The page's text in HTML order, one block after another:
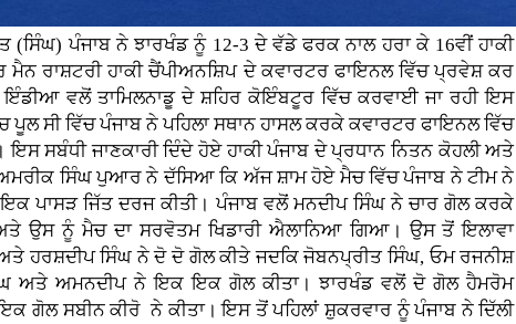
ਪੰਜਾਬ ਨੇ ਝਾਰਖੰਡ ਨੂੰ 12-3 ਦੇ ਵੱਡੇ ਫਰਕ ਨਾਲ ਹਰਾ ਕੇ 16ਵੀਂ ਹਾਕੀ
ਰਾਸ਼ਟਰੀ ਹਾਕੀ ਚੈਂਪੀਅਨਸ਼ਿਪ ਦੇ ਕਵਾਰਟਰ ਫਾਇਨਲ ਵਿੱਚ ਪ੍ਰਵੇਸ਼ ਕਰ
ਇੰਡੀਆ ਵਲੋਂ ਤਾਮਿਲਨਾਡੂ ਦੇ ਸ਼ਹਿਰ ਕੋਇੰਬਟੂਰ ਵਿੱਚ ਕਰਵਾਈ ਜਾ ਰਹੀ ਇਸ
ਪੂਲ ਸੀ ਵਿੱਚ ਪੰਜਾਬ ਨੇ ਪਹਿਲਾ ਸਥਾਨ ਹਾਸਲ ਕਰਕੇ ਕਵਾਰਟਰ ਫਾਇਨਲ ਵਿੱਚ
ਇਸ ਸਬੰਧੀ ਜਾਣਕਾਰੀ ਦਿੰਦੇ ਹੋਏ ਹਾਕੀ ਪੰਜਾਬ ਦੇ ਪ੍ਰਧਾਨ ਨਿਤਨ ਕੋਹਲੀ ਅਤੇ
ਸਿੰਘ ਪੁਆਰ ਨੇ ਦੱਸਿਆ ਕਿ ਅੱਜ ਸ਼ਾਮ ਹੋਏ ਮੈਚ ਵਿੱਚ ਪੰਜਾਬ ਨੇ ਟੀਮ ਨੇ
ਇਕ ਪਾਸੜ ਜਿੱਤ ਦਰਜ ਕੀਤੀ। ਪੰਜਾਬ ਵਲੋਂ ਮਨਦੀਪ ਸਿੰਘ ਨੇ ਚਾਰ ਗੋਲ ਕਰਕੇ
ਉਸ ਨੂੰ ਮੈਚ ਦਾ ਸਰਵੋਤਮ ਖਿਡਾਰੀ ਐਲਾਨਿਆ ਗਿਆ। ਉਸ ਤੋਂ ਇਲਾਵਾ
ਹਰਸ਼ਦੀਪ ਸਿੰਘ ਨੇ ਦੋ ਦੋ ਗੋਲ ਕੀਤੇ ਜਦਕਿ ਜੋਬਨਪ੍ਰੀਤ ਸਿੰਘ, ਓਮ ਰਜਨੀਸ਼
ਅਤੇ ਅਮਨਦੀਪ ਨੇ ਇਕ ਇਕ ਗੋਲ ਕੀਤਾ। ਝਾਰਖੰਡ ਵਲੋਂ ਦੋ ਗੋਲ ਹੈਮਰੋਮ
ਗੋਲ ਸਬੀਨ ਕੀਰੋ ਨੇ ਕੀਤਾ। ਇਸ ਤੋਂ ਪਹਿਲਾਂ ਸ਼ੁਕਰਵਾਰ ਨੂੰ ਪੰਜਾਬ ਨੇ ਦਿੱਲੀ